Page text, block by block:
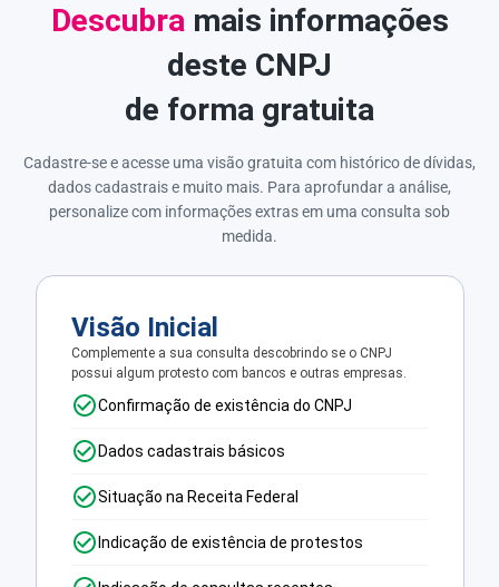
Descubramais informações
deste CNPJ
de forma gratuita
Cadastre-se e acesse uma visão gratuita com histórico de dívidas,
dados cadastrais e muito mais. Para aprofundar a análise,
personalize com informações extras em uma consulta sob
medida.
Visão Inicial
Complemente a sua consulta descobrindo se o CNPJ
possui algum protesto com bancos e outras empresas.
Confirmação de existência do CNPJ
Dados cadastrais básicos
Situação na Receita Federal
Indicação de existência de protestos